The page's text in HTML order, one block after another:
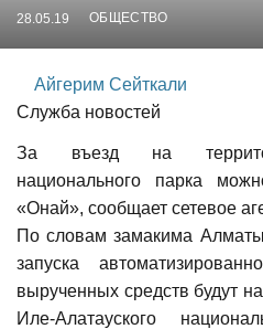
28.05.19 ОБЩЕСТВО
Айгерим Сейткали
Служба новостей
За въезд на
национального парка
«Онай», сообщает сетевое
По словам замакима
запуска
вырученных средств будут
Иле-Алатауского